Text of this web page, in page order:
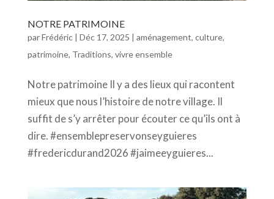
NOTRE PATRIMOINE
parFrédéric| Déc 17, 2025 | aménagement, culture,
patrimoine, Traditions, vivre ensemble
Notre patrimoine Il y a des lieux qui racontent
mieux que nous l’histoire de notre village. Il
suffit de s’y arrêter pour écouter ce qu’ils ont à
dire. #ensemblepreservonseyguieres
#fredericdurand2026 #jaimeeyguieres...